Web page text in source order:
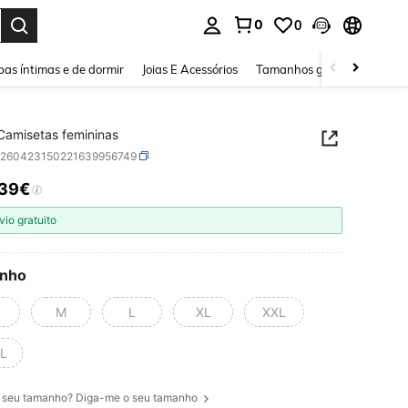
0 0
íntimas e de dormir Joias E Acessórios Tamanhos grandes
femininas
AND AVAILABILITY
gratuito
M L XL XXL
seu tamanho? Diga-me o seu tamanho